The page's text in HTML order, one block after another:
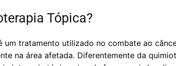
Tópica?
um tratamento utilizado no combate ao
na área afetada. Diferentemente da